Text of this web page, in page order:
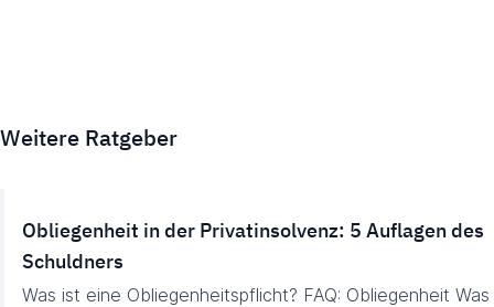
Weitere Ratgeber
Obliegenheit in der Privatinsolvenz: 5 Auflagen des
Schuldners
Was ist eine Obliegenheitspflicht? FAQ: Obliegenheit Was